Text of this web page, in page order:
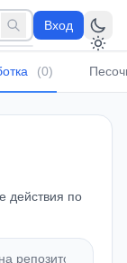
Вход
(0)
действия по